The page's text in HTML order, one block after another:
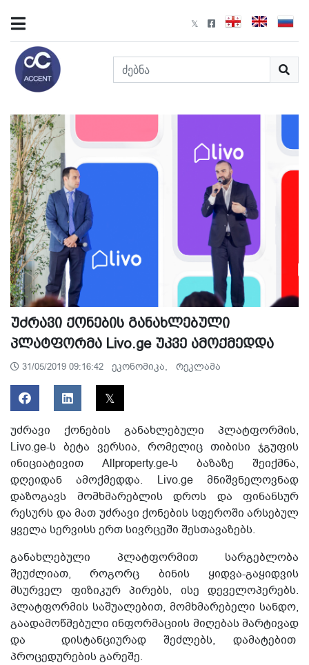
უძრავი ქონების განახლებული
პლატფორმა Livo.ge უკვე ამოქმედდა
31/05/2019 09:16:42 ეკონომიკა, რეკლამა
უძრავი ქონების განახლებული პლატფორმის,
Livo.ge-ს ბეტა ვერსია, რომელიც თიბისი ჯგუფის
ინიციატივით Allproperty.ge-ს ბაზაზე შეიქმნა,
დღეიდან ამოქმედდა. Livo.ge მნიშვნელოვნად
დაზოგავს მომხმარებლის დროს და ფინანსურ
რესურს და მათ უძრავი ქონების სფეროში არსებულ
ყველა სერვისს ერთ სივრცეში შესთავაზებს.
განახლებული პლატფორმით სარგებლობა
შეუძლიათ, როგორც ბინის ყიდვა-გაყიდვის
მსურველ ფიზიკურ პირებს, ისე დეველოპერებს.
პლატფორმის საშუალებით, მომხმარებელი სანდო,
გაადამოწმებული ინფორმაციის მიღებას მარტივად
და დისტანციურად შეძლებს, დამატებით
პროცედურების გარეშე.